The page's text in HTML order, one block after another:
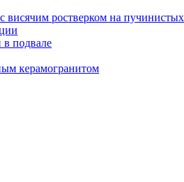
висячим ростверком на
подвале
керамогранитом